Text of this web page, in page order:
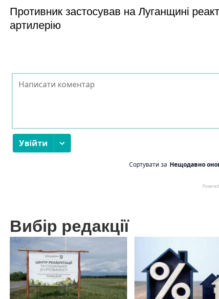
Противник застосував на Луганщині
артилерію
Вибір редакції